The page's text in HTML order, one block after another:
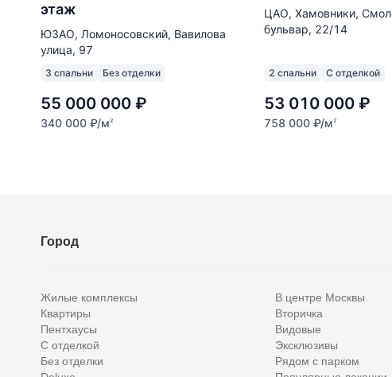
этаж
ЮЗАО, Ломоносовский, Вавилова
улица, 97
3 спальни Без отделки
55 000 000 ₽
340 000 ₽/м2
ЦАО, Хамовники,
бульвар, 22/14
2 спальни С отделкой
53 010 000 ₽
758 000 ₽/м2
Город
Жилые комплексы
Квартиры
Пентхаусы
С отделкой
Без отделки
В центре Москвы
Вторичка
Видовые
Эксклюзивы
Рядом с парком